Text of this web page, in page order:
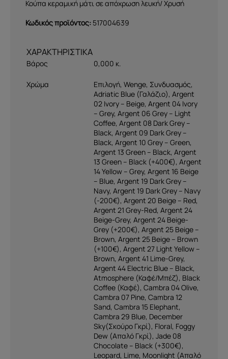
Κούπα κεραμική μάτι σε απόχρωση λευκή/ Χρυσή
Κωδικός προϊόντος: 517004639
Βάρος 0,000 κ.
Χρώμα Eπιλογή, Wenge, Συνδυασμός,
Adriatic Blue (Γαλάζιο), Argent
02 Ivory – Beige, Argent 04 Ivory
– Grey, Argent 06 Grey – Light
Coffee, Argent 08 Dark Grey –
Black, Argent 09 Dark Grey –
Black, Argent 10 Grey – Green,
Argent 13 Green – Black, Argent
13 Green – Black (+400€), Argent
14 Yellow – Grey, Argent 16 Beige
– Blue, Argent 19 Dark Grey –
Navy, Argent 19 Dark Grey – Navy
(-200€), Argent 20 Beige – Red,
Argent 21 Grey-Red, Argent 24
Beige-Grey, Argent 24 Beige-
Grey (+200€), Argent 25 Beige –
Brown, Argent 25 Beige – Brown
(+100€), Argent 27 Light Yellow –
Brown, Argent 41 Lime-Grey,
Argent 44 Electric Blue – Black,
Atmosphere (Καφέ/Μπέζ), Black
Coffee (Καφέ), Cambra 04 Olive,
Cambra 07 Pine, Cambra 12
Sand, Cambra 15 Elephant,
Cambra 29 Blue, December
Sky(Σκούρο Γκρί), Floral, Foggy
Dew (Απαλό Γκρί), Jade 08
Chocolate – Black (+300€),
Leopard, Lime, Moonlight (Απαλό